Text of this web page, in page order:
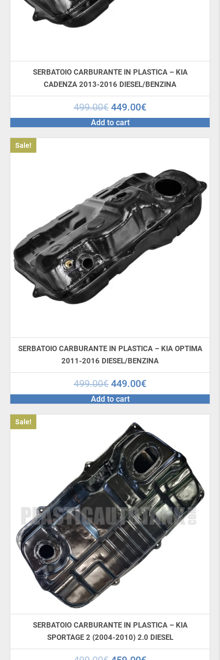
modello in
a seconda della tua auto;
de la passation de la commande.
SERBATOIO CARBURANTE IN PLASTICA – KIA
CADENZA 2013-2016 DIESEL/BENZINA
499.00€ 449.00€
Add to cart
Sale!
SERBATOIO CARBURANTE IN PLASTICA – KIA OPTIMA
2011-2016 DIESEL/BENZINA
499.00€ 449.00€
Add to cart
Sale!
SERBATOIO CARBURANTE IN PLASTICA – KIA
SPORTAGE 2 (2004-2010) 2.0 DIESEL